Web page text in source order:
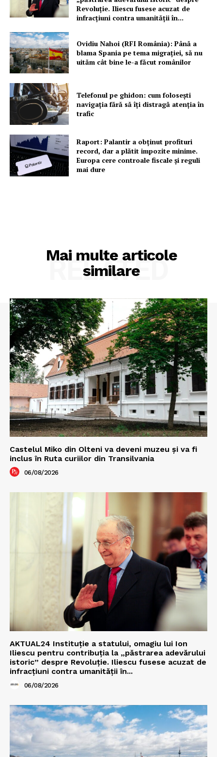
FREEDOM HOUSE ROMÂNIA
PRESShub
Despre noi / Echipa
Proiecte editoriale
Rețea
Contact
Revoluție. Iliescu fusese acuzat de
infracțiuni contra umanității în...
Ovidiu Nahoi (RFI România): Până a
blama Spania pe tema migrației, să nu
uităm cât bine le-a făcut românilor
Telefonul pe ghidon: cum folosești
navigația fără să îți distragă atenția în
trafic
Raport: Palantir a obținut profituri
record, dar a plătit impozite minime.
Europa cere controale fiscale și reguli
mai dure
Mai multe articole
similare
RELATED
Castelul Miko din Olteni va deveni muzeu şi va fi
inclus în Ruta curiilor din Transilvania
06/08/2026
AKTUAL24 Instituție a statului, omagiu lui Ion
Iliescu pentru contribuția la „păstrarea adevărului
istoric” despre Revoluție. Iliescu fusese acuzat de
infracțiuni contra umanității în...
06/08/2026